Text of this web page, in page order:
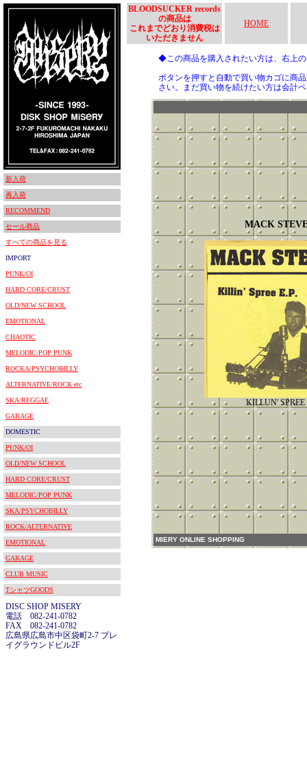
新入荷
再入荷
RECOMMEND
セール商品
すべての商品を見る
IMPORT
PUNK/OI
HARD CORE/CRUST
OLD/NEW SCHOOL
EMOTIONAL
CHAOTIC
MELODIC/POP PUNK
ROCKA/PSYCHOBILLY
ALTERNATIVE/ROCK etc
SKA/REGGAE
GARAGE
DOMESTIC
PUNK/OI
OLD/NEW SCHOOL
HARD CORE/CRUST
MELODIC/POP PUNK
SKA/PSYCHOBILLY
ROCK/ALTERNATIVE
EMOTIONAL
GARAGE
CLUB MUSIC
TシャツGOODS
DISC SHOP MISERY
電話 082-241-0782
FAX 082-241-0782
広島県広島市中区袋町2-7 プレ
イグラウンドビル2F
BLOODSUCKER records
の商品は
これまでどおり消費税は
いただきません
HOME
◆この商品を購入されたい方は、右上
ボタンを押すと自動で買い物カゴに商
さい。まだ買い物を続けたい方は会計
MACK
KILLUN' SPREE
MIERY ONLINE SHOPPING